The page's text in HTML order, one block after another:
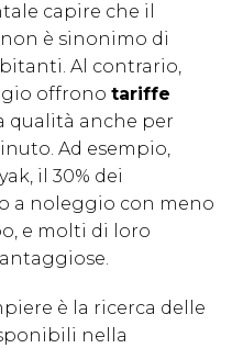
capire che il
è sinonimo di
Al contrario,
offrono tariffe
qualità anche per
Ad esempio,
il 30% dei
a noleggio con meno
e molti di loro
è la ricerca delle
nella